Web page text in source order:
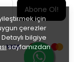
için
çerezler
bilgiye
sayfamızdan
Abone Ol!